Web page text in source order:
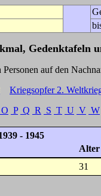
Gedenktafeln
den
Kriegsopfer 2.
O P Q R S T U V W
- 1945
Alter
31